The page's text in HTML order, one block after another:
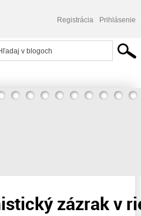
Registrácia Prihlásenie
pandémie Covid-19 verzus úpadok
zázrak v